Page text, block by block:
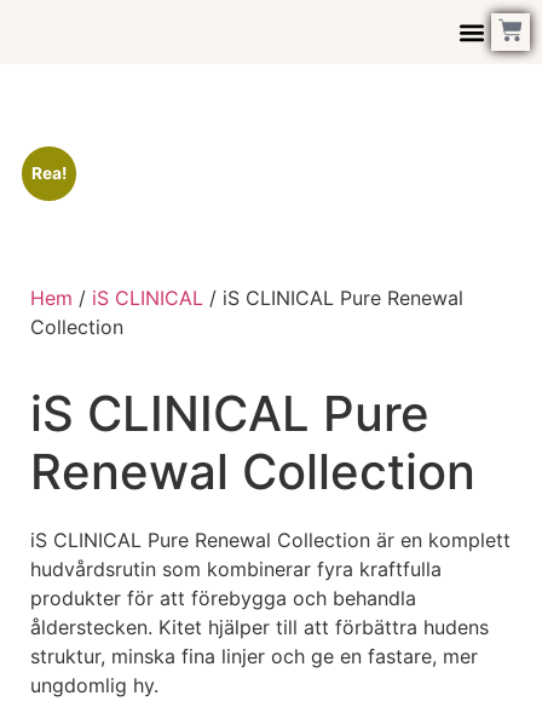
Rea!
Hem / iS CLINICAL / iS CLINICAL Pure Renewal
Collection
iS CLINICAL Pure
Renewal Collection
iS CLINICAL Pure Renewal Collection är en komplett
hudvårdsrutin som kombinerar fyra kraftfulla
produkter för att förebygga och behandla
ålderstecken. Kitet hjälper till att förbättra hudens
struktur, minska fina linjer och ge en fastare, mer
ungdomlig hy.